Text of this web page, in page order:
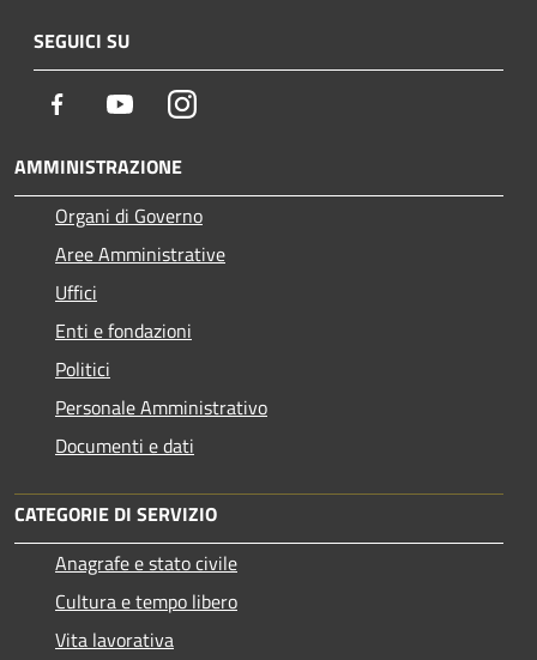
SEGUICI SU
Facebook YoutubeInstagram
AMMINISTRAZIONE
Organi di Governo
Aree Amministrative
Uffici
Enti e fondazioni
Politici
Personale Amministrativo
Documenti e dati
CATEGORIE DI SERVIZIO
Anagrafe e stato civile
Cultura e tempo libero
Vita lavorativa